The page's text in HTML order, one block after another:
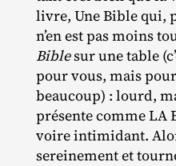
livre, Une Bible qui,
n’en est pas moins
Biblesur une table
pour vous, mais
beaucoup) : lourd,
présente comme
voire intimidant.
sereinement et